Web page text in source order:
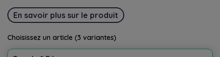
En savoir plus sur le produit
Choisissez un article (3 variantes)